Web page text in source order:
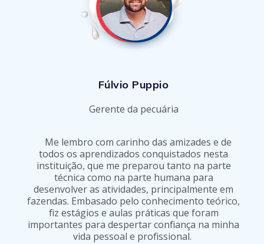
Fúlvio Puppio
Gerente da pecuária
Me lembro com carinho das amizades e de
todos os aprendizados conquistados nesta
instituição, que me preparou tanto na parte
técnica como na parte humana para
desenvolver as atividades, principalmente em
fazendas. Embasado pelo conhecimento teórico,
fiz estágios e aulas práticas que foram
importantes para despertar confiança na minha
vida pessoal e profissional.